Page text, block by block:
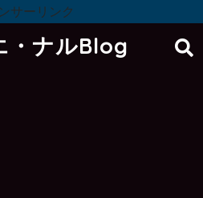
サーリンク
ナルBlog